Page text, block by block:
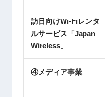
訪日向けWi-Fiレンタ
ルサービス「Japan
Wireless」
④メディア事業